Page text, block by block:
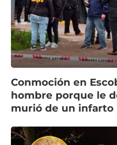
Conmoción en
hombre porque le
murió de un infarto